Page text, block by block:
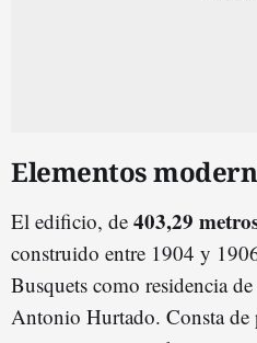
Elementos
El edificio, de 403,29
construido entre 1904 y
Busquets como residencia
Antonio Hurtado. Consta de